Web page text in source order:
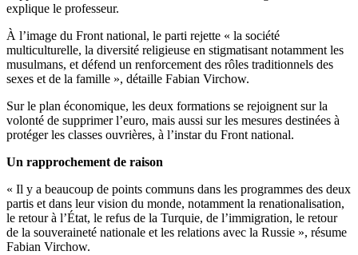
explique le professeur.
À l’image du Front national, le parti rejette « la société
multiculturelle, la diversité religieuse en stigmatisant notamment les
musulmans, et défend un renforcement des rôles traditionnels des
sexes et de la famille », détaille Fabian Virchow.
Sur le plan économique, les deux formations se rejoignent sur la
volonté de supprimer l’euro, mais aussi sur les mesures destinées à
protéger les classes ouvrières, à l’instar du Front national.
Un rapprochement de raison
« Il y a beaucoup de points communs dans les programmes des deux
partis et dans leur vision du monde, notamment la renationalisation,
le retour à l’État, le refus de la Turquie, de l’immigration, le retour
de la souveraineté nationale et les relations avec la Russie », résume
Fabian Virchow.